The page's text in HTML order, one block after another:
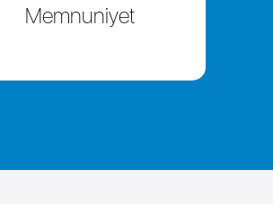
Memnuniyet